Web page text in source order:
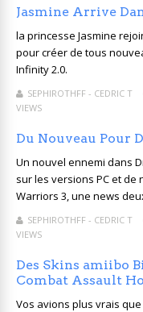
Jasmine Arrive
la princesse Jasmine
pour créer de tous
Infinity 2.0.
SEPHIROTHFF - CEDRIC T
VIEWS
Du Nouveau Pour
Un nouvel ennemi dans
sur les versions PC et de
Warriors 3, une news
SEPHIROTHFF - CEDRIC T
VIEWS
Des Skins amiibo
Combat Assault
Vos avions plus vrais